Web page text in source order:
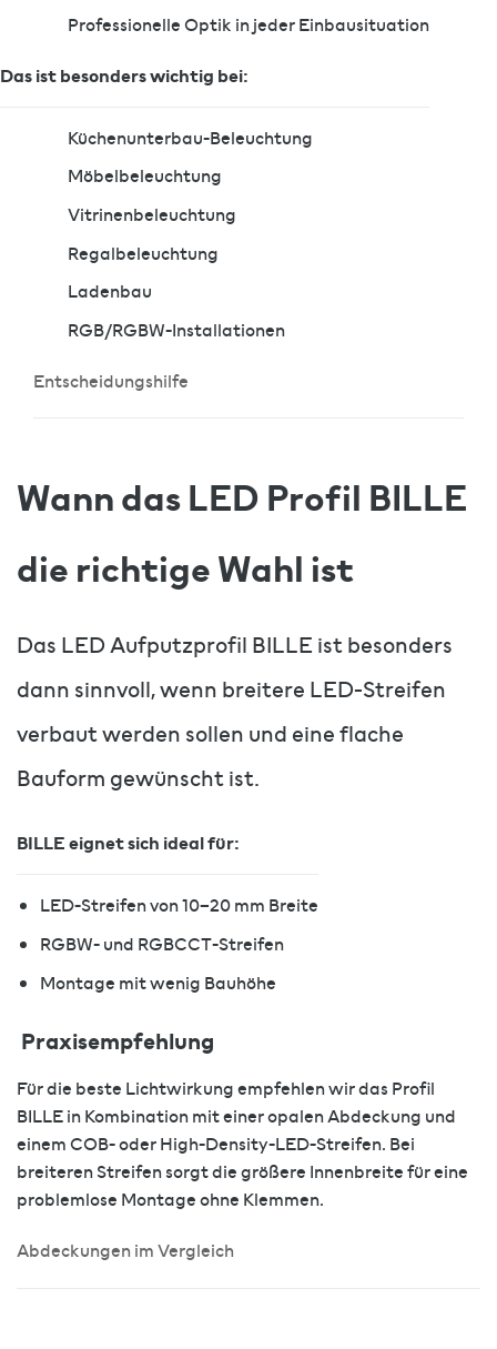
Professionelle Optik in jeder Einbausituation
Das ist besonders wichtig bei:
Küchenunterbau-Beleuchtung
Möbelbeleuchtung
Vitrinenbeleuchtung
Regalbeleuchtung
Ladenbau
RGB/RGBW-Installationen
Entscheidungshilfe
Wann das LED Profil BILLE
die richtige Wahl ist
Das LED Aufputzprofil BILLE ist besonders
dann sinnvoll, wenn breitere LED-Streifen
verbaut werden sollen und eine flache
Bauform gewünscht ist.
BILLE eignet sich ideal für:
LED-Streifen von 10–20 mm Breite
RGBW- und RGBCCT-Streifen
Montage mit wenig Bauhöhe
Praxisempfehlung
Für die beste Lichtwirkung empfehlen wir das Profil
BILLE in Kombination mit einer opalen Abdeckung und
einem COB- oder High-Density-LED-Streifen. Bei
breiteren Streifen sorgt die größere Innenbreite für eine
problemlose Montage ohne Klemmen.
Abdeckungen im Vergleich